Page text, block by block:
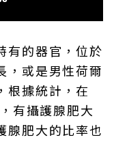
有的器官，位於
，或是男性荷爾
根據統計，在
有攝護腺肥大
腺肥大的比率也